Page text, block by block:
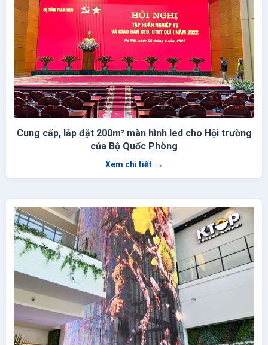
Cung cấp, lắp đặt 200m² màn hình led cho Hội trường
của Bộ Quốc Phòng
Xem chi tiết →